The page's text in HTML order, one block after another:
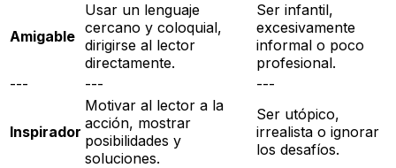
Amigable
Usar un lenguaje
cercano y coloquial,
dirigirse al lector
directamente.
Ser infantil,
excesivamente
informal o poco
profesional.
---
--- ---
Inspirador
Motivar al lector a la
acción, mostrar
posibilidades y
soluciones.
Ser utópico,
irrealista o ignorar
los desafíos.